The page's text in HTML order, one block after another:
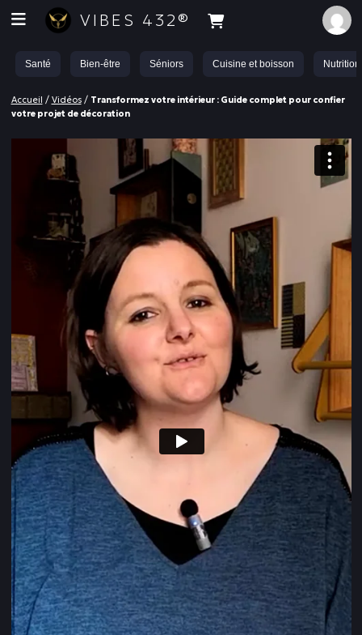
VIBES 432®
Santé Bien-être Séniors Cuisine et boisson Nutrition
Accueil / Vidéos/ Transformez votre intérieur : Guide complet pour confier
votre projet de décoration